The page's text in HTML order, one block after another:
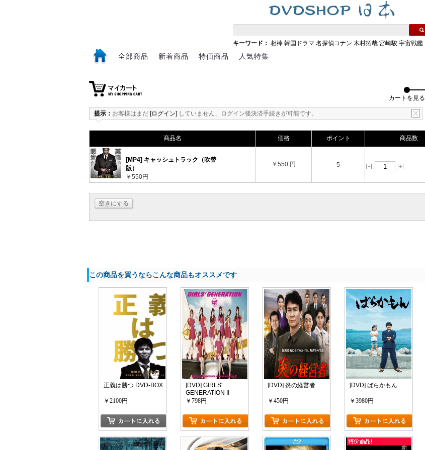
キーワード： 相棒 韓国ドラマ 名探偵コナン 木村拓哉 宮崎駿 宇宙戦艦
全部商品 新着商品 特価商品 人気特集
カートを見る
提示： お客様はまだ [ログイン] していません、ログイン後決済手続きが可能です。
商品名 価格 ポイント 商品数
[MP4] キャッシュトラック（吹替
版）
￥550円
￥550 円 5
空きにする
この商品を買うならこんな商品もオススメです
正義は勝つ DVD-BOX
￥2100円
[DVD] GIRLS'
GENERATION II
~Girls & Peace~
￥798円
[DVD] 炎の経営者
￥450円
[DVD] ばらかもん
￥3980円
1